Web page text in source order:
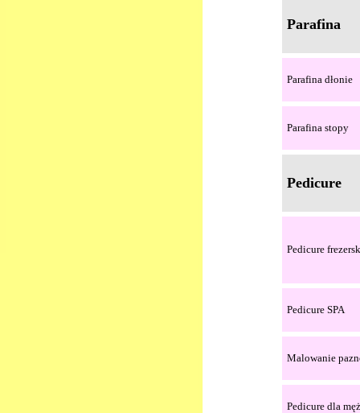
Parafina
Parafina dłonie
Parafina stopy
Pedicure
Pedicure
Pedicure SPA
Malowanie
Pedicure dla